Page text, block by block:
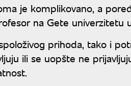
je komplikovano, a
na Gete univerzitetu
prihoda, tako i
ili se uopšte ne